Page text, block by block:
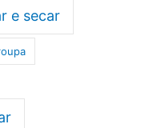
e secar